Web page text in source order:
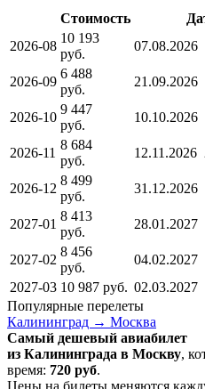
Стоимость
2026-08
10 193
руб.
07.08.2026
2026-09
6 488
руб.
21.09.2026
2026-10
9 447
руб.
10.10.2026
2026-11
8 684
руб.
12.11.2026
2026-12
8 499
руб.
31.12.2026
2027-01
8 413
руб.
28.01.2027
2027-02
8 456
руб.
04.02.2027
2027-03 10 987 руб. 02.03.2027
Популярные перелеты
Калининград → Москва
Самый дешевый авиабилет
из Калининграда в Москву,
время: 720 руб.
Цены на билеты меняются